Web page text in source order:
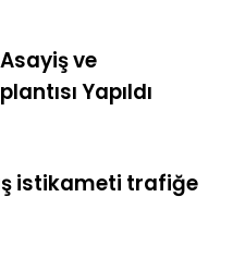
ve
Yapıldı
istikameti trafiğe